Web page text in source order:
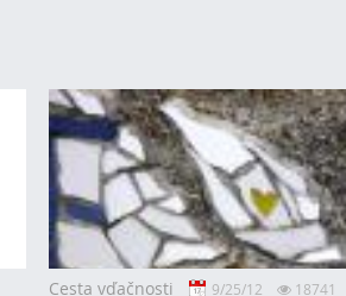
Cesta vďačnosti 9/25/12 18741